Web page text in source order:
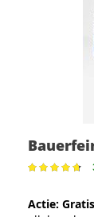
Waardering:
Actie: